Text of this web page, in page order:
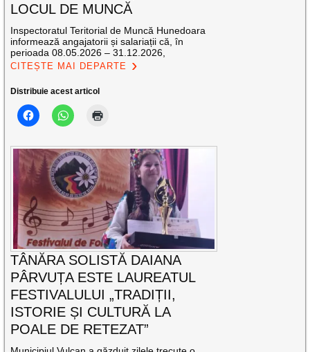
LOCUL DE MUNCĂ
Inspectoratul Teritorial de Muncă Hunedoara
informează angajatorii și salariații că, în
perioada 08.05.2026 – 31.12.2026,
CITEȘTE MAI DEPARTE
Distribuie acest articol
TÂNĂRA SOLISTĂ DAIANA
PÂRVUȚA ESTE LAUREATUL
FESTIVALULUI „TRADIȚII,
ISTORIE ȘI CULTURĂ LA
POALE DE RETEZAT”